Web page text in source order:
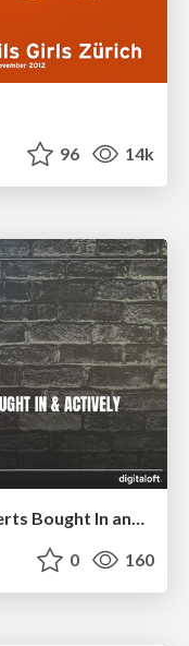
96 14k
How to Get Subject Matter Experts Bought In and Actively Contributing to SEO & PR Initiatives.
0 160